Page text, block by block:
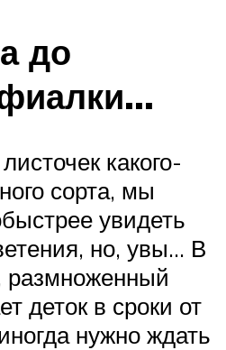
до
какого-
сорта, мы
увидеть
но, увы… В
деток в сроки от
нужно ждать